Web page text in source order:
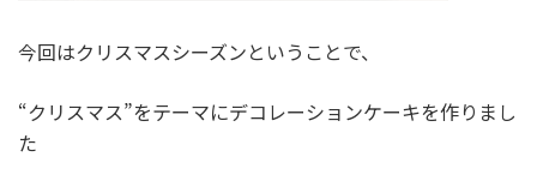
今回はクリスマスシーズンということで、
“クリスマス”をテーマにデコレーションケーキを作りまし
た